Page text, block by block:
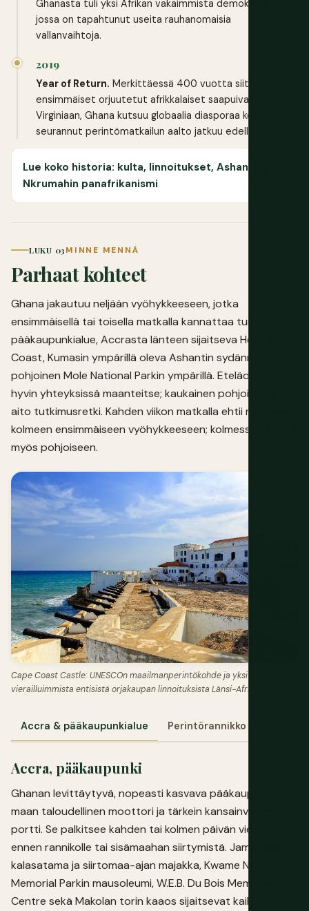
Ghanasta tuli yksi Afrikan vakaimmista demokratioista,
jossa on tapahtunut useita rauhanomaisia
vallanvaihtoja.
2019
Year of Return. Merkittäessä 400 vuotta siitä, kun
ensimmäiset orjuutetut afrikkalaiset saapuivat
Virginiaan, Ghana kutsuu globaalia diasporaa kotiin; tästä
seurannut perintömatkailun aalto jatkuu edelleen.
Lue koko historia: kulta, linnoitukset, Ashanti ja
Nkrumahin panafrikanismi
LUKU 03MINNE MENNÄ
Parhaat kohteet
Ghana jakautuu neljään vyöhykkeeseen, jotka
ensimmäisellä tai toisella matkalla kannattaa tuntea:
pääkaupunkialue, Accrasta länteen sijaitseva Heritage
Coast, Kumasin ympärillä oleva Ashantin sydänmaa sekä
pohjoinen Mole National Parkin ympärillä. Eteläosa on
hyvin yhteyksissä maanteitse; kaukainen pohjoinen on
aito tutkimusretki. Kahden viikon matkalla ehtii mukavasti
kolmeen ensimmäiseen vyöhykkeeseen; kolmessa viikossa
myös pohjoiseen.
Cape Coast Castle: UNESCOn maailmanperintökohde ja yksi
vierailluimmista entisistä orjakaupan linnoituksista Länsi-Afrikassa.
Accra & pääkaupunkialue Perintörannikko
Accra, pääkaupunki
Ghanan levittäytyvä, nopeasti kasvava pääkaupunki on
maan taloudellinen moottori ja tärkein kansainvälinen
portti. Se palkitsee kahden tai kolmen päivän vierailun
ennen rannikolle tai sisämaahan siirtymistä. Jamestownin
kalasatama ja siirtomaa-ajan majakka, Kwame Nkrumah
Memorial Parkin mausoleumi, W.E.B. Du Bois Memorial
Centre sekä Makolan torin kaaos sijaitsevat kaikki